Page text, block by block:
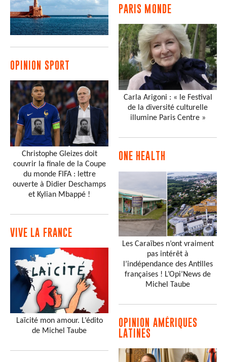
OPINION SPORT
Christophe Gleizes doit
couvrir la finale de la Coupe
du monde FIFA : lettre
ouverte à Didier Deschamps
et Kylian Mbappé !
VIVE LA FRANCE
Laïcité mon amour. L’édito
de Michel Taube
PARIS MONDE
Carla Arigoni : « le Festival
de la diversité culturelle
illumine Paris Centre »
ONE HEALTH
Les Caraïbes n’ont vraiment
pas intérêt à
l’indépendance des Antilles
françaises ! L’Opi’News de
Michel Taube
OPINION AMÉRIQUES
LATINES